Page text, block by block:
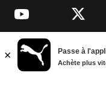
YouTube Twitter
© PUMA